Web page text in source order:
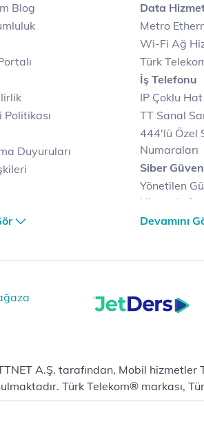
Blog
Politikası
Duyuruları
Raporları
Data
Metro
Wi-Fi Ağ
Türk
İş Telefonu
IP Çoklu Hat
TT Sanal
444'lü Özel
Numaraları
Siber
Yönetilen
Hizmetleri
Siber
Sanal Veri
E-posta
Bulut
Devamını
A.Ş. tarafından, Mobil
Türk Telekom® markası,
taşıma başvurularında mobil